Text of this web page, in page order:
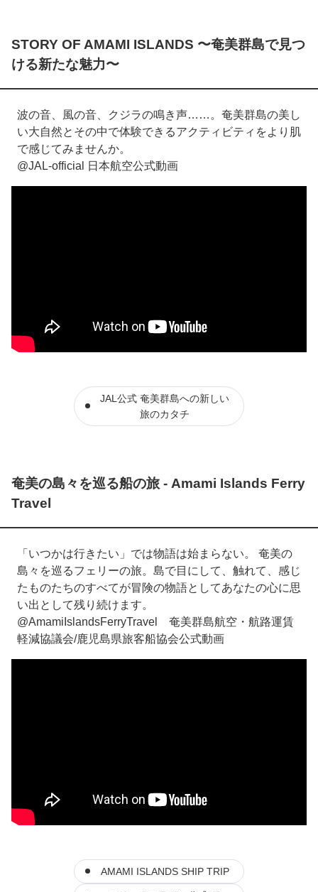
STORY OF AMAMI ISLANDS 〜奄美群島で見つ
ける新たな魅力〜
波の音、風の音、クジラの鳴き声……。奄美群島の美し
い大自然とその中で体験できるアクティビティをより肌
で感じてみませんか。
@JAL-official 日本航空公式動画
JAL公式 奄美群島への新しい
旅のカタチ
奄美の島々を巡る船の旅 - Amami Islands Ferry
Travel
「いつかは行きたい」では物語は始まらない。 奄美の
島々を巡るフェリーの旅。島で目にして、触れて、感じ
たものたちのすべてが冒険の物語としてあなたの心に思
い出として残り続けます。
@AmamiIslandsFerryTravel 奄美群島航空・航路運賃
軽減協議会/鹿児島県旅客船協会公式動画
AMAMI ISLANDS SHIP TRIP